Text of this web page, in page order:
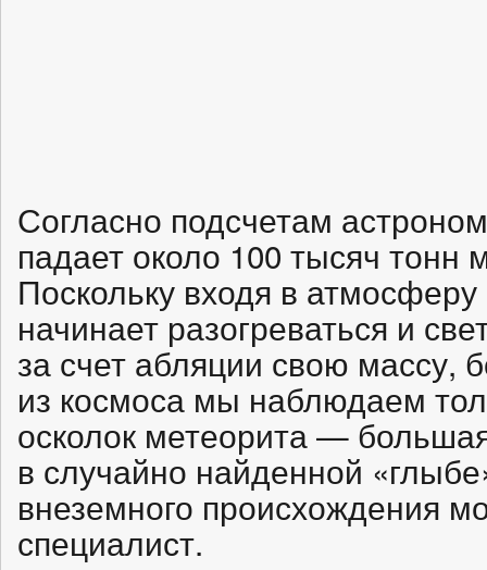
Согласно подсчетам
падает около 100 тысяч тонн
Поскольку входя в
начинает разогреваться и
за счет абляции свою массу,
из космоса мы наблюдаем
осколок метеорита —
в случайно найденной
внеземного происхождения
специалист.